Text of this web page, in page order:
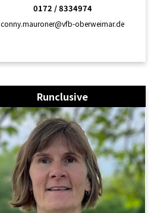
0172 / 8334974
conny.mauroner@vfb-oberweimar.de
Runclusive